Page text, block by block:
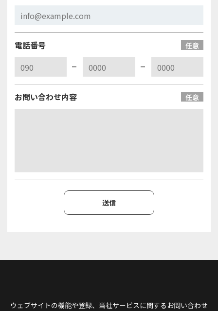
電話番号 任意
お問い合わせ内容 任意
ウェブサイトの機能や登録、当社サービスに関するお問い合わせ